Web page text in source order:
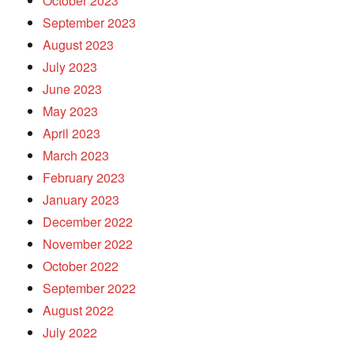
September 2023
August 2023
July 2023
June 2023
May 2023
April 2023
March 2023
February 2023
January 2023
December 2022
November 2022
October 2022
September 2022
August 2022
July 2022